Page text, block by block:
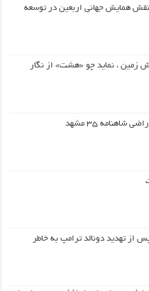
همایش جهانی اربعین در توسعه
، نماید چو «هشت» از نگار
شاهنامه ۳۵ مشهد
از تهدید دونالد ترامپ به خاطر